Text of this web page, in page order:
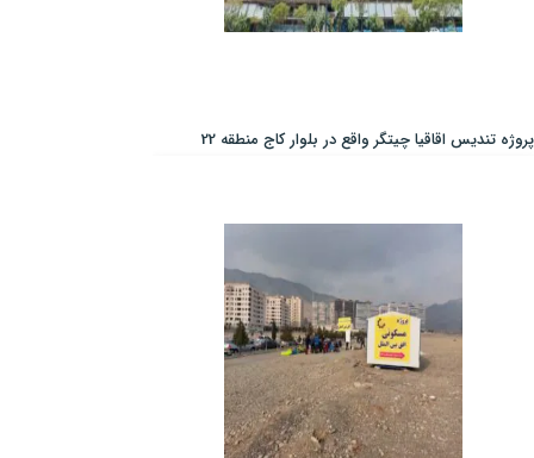
پروژه تندیس اقاقیا چیتگر واقع در بلوار کاج منطقه 22